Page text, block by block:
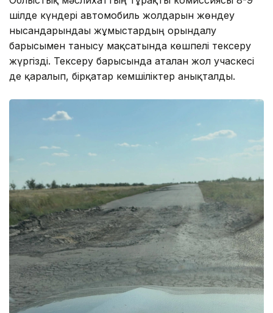
шілде күндері автомобиль жолдарын жөндеу
нысандарындағы жұмыстардың орындалу
барысымен танысу мақсатында көшпелі тексеру
жүргізді. Тексеру барысында аталған жол учаскесі
де қаралып, бірқатар кемшіліктер анықталды.